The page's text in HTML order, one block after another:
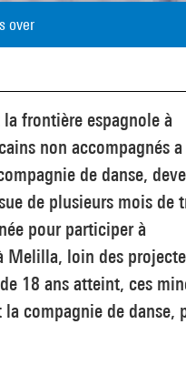
over
frontière espagnole à
non accompagnés a
de danse,
de plusieurs mois de
pour participer à
Melilla, loin des
18 ans atteint, ces
compagnie de danse,